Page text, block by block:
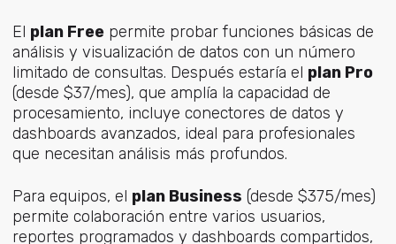
El plan Freepermite probar funciones básicas de
análisis y visualización de datos con un número
limitado de consultas. Después estaría el plan Pro
(desde $37/mes), que amplía la capacidad de
procesamiento, incluye conectores de datos y
dashboards avanzados, ideal para profesionales
que necesitan análisis más profundos.
Para equipos, el plan Business (desde $375/mes)
permite colaboración entre varios usuarios,
reportes programados y dashboards compartidos,